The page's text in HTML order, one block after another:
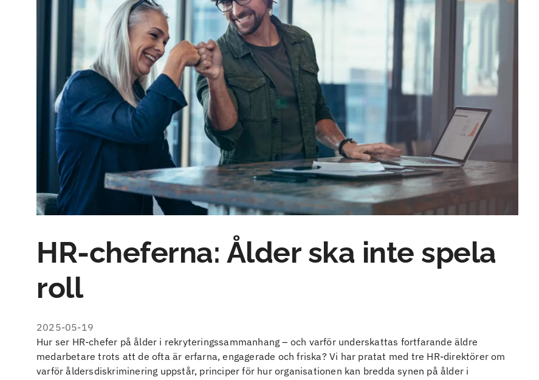
HR-cheferna: Ålder ska inte spela
roll
2025-05-19
Hur ser HR-chefer på ålder i rekryteringssammanhang – och varför underskattas fortfarande äldre
medarbetare trots att de ofta är erfarna, engagerade och friska? Vi har pratat med tre HR-direktörer om
varför åldersdiskriminering uppstår, principer för hur organisationen kan bredda synen på ålder i